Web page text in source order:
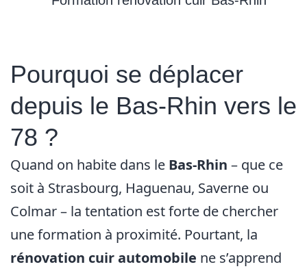
Pourquoi se déplacer
depuis le Bas-Rhin vers le
78 ?
Quand on habite dans le Bas-Rhin – que ce
soit à Strasbourg, Haguenau, Saverne ou
Colmar – la tentation est forte de chercher
une formation à proximité. Pourtant, la
rénovation cuir automobile ne s’apprend